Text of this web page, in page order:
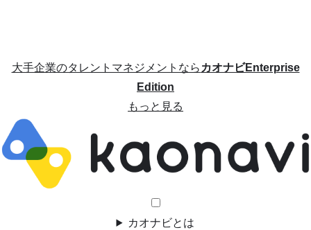
大手企業のタレントマネジメントならカオナビEnterprise
Edition
もっと見る
カオナビとは